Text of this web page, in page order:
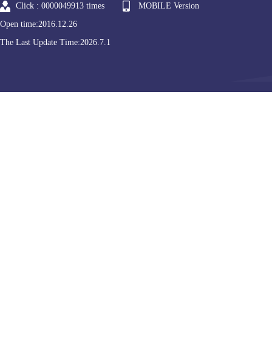
Click : 0000049913 times
MOBILE Version
Open time:2016.12.26
The Last Update Time:2026.7.1